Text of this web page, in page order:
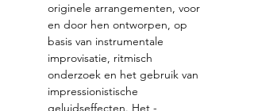
originele arrangementen, voor
en door hen ontworpen, op
basis van instrumentale
improvisatie, ritmisch
onderzoek en het gebruik van
impressionistische
geluidseffecten. Het -